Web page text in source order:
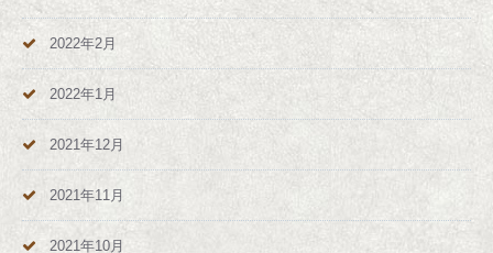
2022年2月
2022年1月
2021年12月
2021年11月
2021年10月